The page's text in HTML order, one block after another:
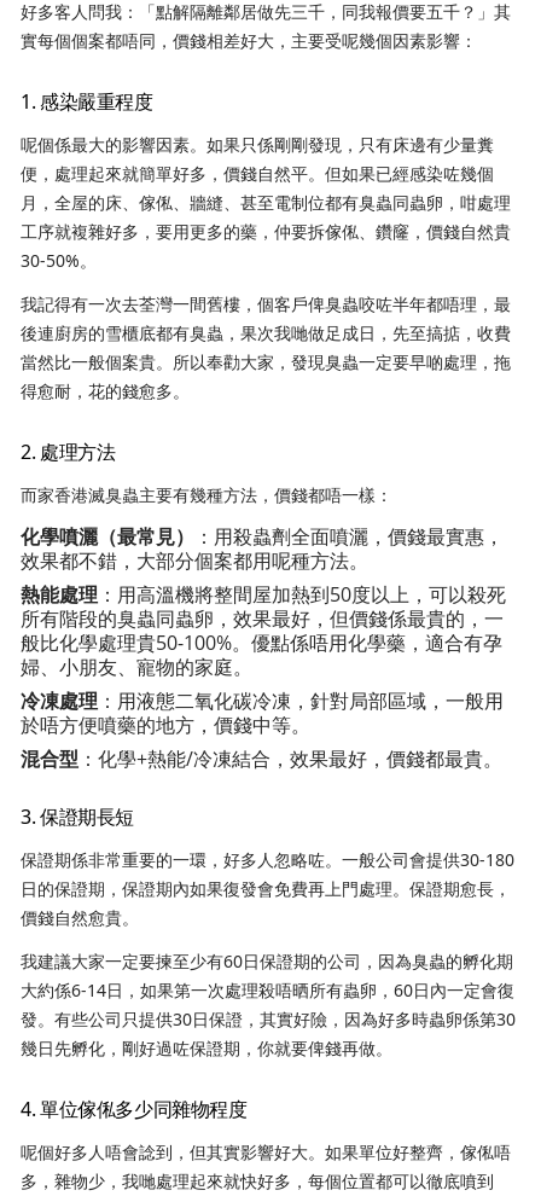
好多客人問我：「點解隔離鄰居做先三千，同我報價要五千？」其
實每個個案都唔同，價錢相差好大，主要受呢幾個因素影響：
1. 感染嚴重程度
呢個係最大的影響因素。如果只係剛剛發現，只有床邊有少量糞
便，處理起來就簡單好多，價錢自然平。但如果已經感染咗幾個
月，全屋的床、傢俬、牆縫、甚至電制位都有臭蟲同蟲卵，咁處理
工序就複雜好多，要用更多的藥，仲要拆傢俬、鑽窿，價錢自然貴
30-50%。
我記得有一次去荃灣一間舊樓，個客戶俾臭蟲咬咗半年都唔理，最
後連廚房的雪櫃底都有臭蟲，果次我哋做足成日，先至搞掂，收費
當然比一般個案貴。所以奉勸大家，發現臭蟲一定要早啲處理，拖
得愈耐，花的錢愈多。
2. 處理方法
而家香港滅臭蟲主要有幾種方法，價錢都唔一樣：
化學噴灑（最常見）
：用殺蟲劑全面噴灑，價錢最實惠，
效果都不錯，大部分個案都用呢種方法。
熱能處理 ：用高溫機將整間屋加熱到50度以上，可以殺死
所有階段的臭蟲同蟲卵，效果最好，但價錢係最貴的，一
般比化學處理貴50-100%。優點係唔用化學藥，適合有孕
婦、小朋友、寵物的家庭。
冷凍處理 ：用液態二氧化碳冷凍，針對局部區域，一般用
於唔方便噴藥的地方，價錢中等。
混合型 ：化學+熱能/冷凍結合，效果最好，價錢都最貴。
3. 保證期長短
保證期係非常重要的一環，好多人忽略咗。一般公司會提供30-180
日的保證期，保證期內如果復發會免費再上門處理。保證期愈長，
價錢自然愈貴。
我建議大家一定要揀至少有60日保證期的公司，因為臭蟲的孵化期
大約係6-14日，如果第一次處理殺唔晒所有蟲卵，60日內一定會復
發。有些公司只提供30日保證，其實好險，因為好多時蟲卵係第30
幾日先孵化，剛好過咗保證期，你就要俾錢再做。
4. 單位傢俬多少同雜物程度
呢個好多人唔會諗到，但其實影響好大。如果單位好整齊，傢俬唔
多，雜物少，我哋處理起來就快好多，每個位置都可以徹底噴到